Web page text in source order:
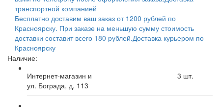
транспортной компанией
Бесплатно доставим ваш заказ от 1200 рублей по
Красноярску. При заказе на меньшую сумму стоимость
доставки составит всего 180 рублей.Доставка курьером по
Красноярску
Наличие:
Интернет-магазин и
ул. Бограда, д. 113
3 шт.